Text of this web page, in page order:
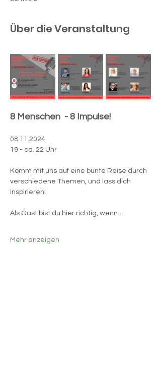
Über die Veranstaltung
8 Menschen  - 8 Impulse!
08.11.2024
19 - ca. 22 Uhr
Komm mit uns auf eine bunte Reise durch
verschiedene Themen, und lass dich
inspirieren!
Als Gast bist du hier richtig, wenn…
Mehr anzeigen